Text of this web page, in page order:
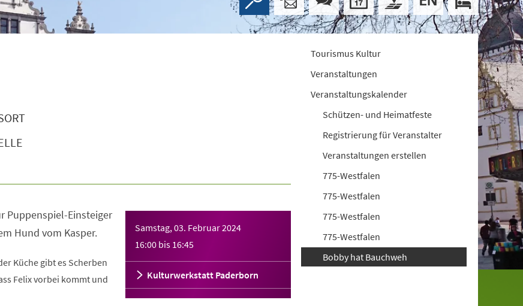
Samstag, 03. Februar 2024
16:00 bis 16:45
Kulturwerkstatt Paderborn
Puppenspiel-Einsteiger
Hund vom Kasper.
Küche gibt es Scherben
Felix vorbei kommt und
Tourismus Kultur
Veranstaltungen
Veranstaltungskalender
Schützen- und Heimatfeste
Registrierung für Veranstalter
Veranstaltungen erstellen
775-Westfalen
775-Westfalen
775-Westfalen
775-Westfalen
Bobby hat Bauchweh